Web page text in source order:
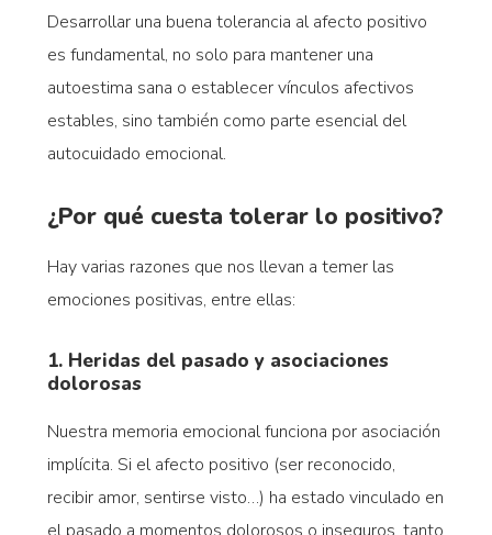
Desarrollar una buena tolerancia al afecto positivo
es fundamental, no solo para mantener una
autoestima sana o establecer vínculos afectivos
estables, sino también como parte esencial del
autocuidado emocional.
¿Por qué cuesta tolerar lo positivo?
Hay varias razones que nos llevan a temer las
emociones positivas, entre ellas:
1. Heridas del pasado y asociaciones
dolorosas
Nuestra memoria emocional funciona por asociación
implícita. Si el afecto positivo (ser reconocido,
recibir amor, sentirse visto…) ha estado vinculado en